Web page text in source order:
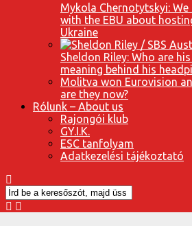
Mykola Chernotytskyi:
with the EBU about
Ukraine
Sheldon Riley: Who are
meaning behind his
Molitva won Eurovision
are they now?
Rólunk – About us
Rajongói klub
GY.I.K.
ESC tanfolyam
Adatkezelési tájékoztató